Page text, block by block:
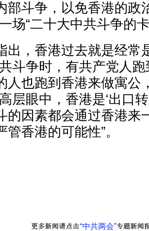
部斗争，以免香港的政
场“二十大中共斗争的
，香港过去就是经常
斗争时，有共产党人
人也跑到香港来做寓公
层眼中，香港是‘出口
的因素都会通过香港来
香港的可能性”。
“中共两会”